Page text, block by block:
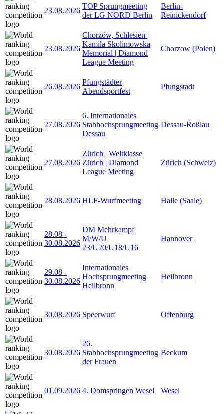
23.08.2026
TOP Sprungmeeting
der LG NORD Berlin
Berlin-
Reinickendorf
23.08.2026
Chorzów, Schlesien |
Kamila Skolimowska
Memorial | Diamond
League Meeting
Chorzow (Polen)
26.08.2026
Pfungstädter
Abendsportfest
Pfungstadt
27.08.2026
6. Internationales
Stabhochsprungmeeting
Dessau
Dessau-Roßlau
27.08.2026
Zürich | Weltklasse
Zürich | Diamond
League Meeting
Zürich (Schweiz)
28.08.2026 HLF-Wurfmeeting Halle (Saale)
28.08 -
30.08.2026
DM Mehrkampf
M/W/U
23/U20/U18/U16
Hannover
29.08 -
30.08.2026
Internationales
Hochsprungmeeting
Heilbronn
Heilbronn
30.08.2026 Speerwurf Offenburg
30.08.2026
26.
Stabhochsprungmeeting
der Frauen
Beckum
01.09.2026 4. Domspringen Wesel Wesel